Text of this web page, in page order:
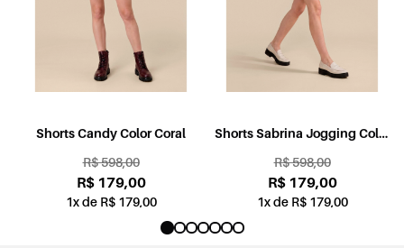
Shorts Candy Color Coral
R$ 598,00
R$ 179,00
1x de R$ 179,00
Shorts Sabrina Jogging Color
R$ 598,00
R$ 179,00
1x de R$ 179,00